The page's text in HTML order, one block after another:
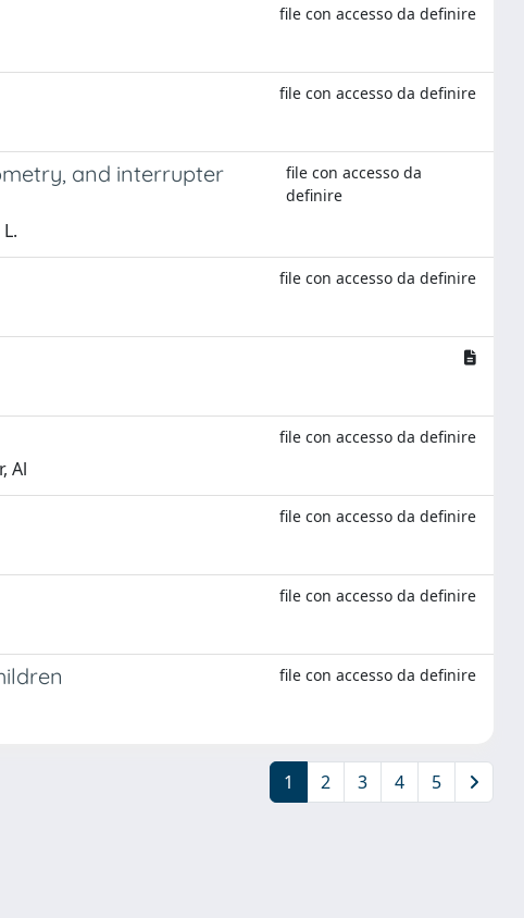
file con accesso da definire
file con accesso da definire
and interrupter
file con accesso da
definire
file con accesso da definire
file con accesso da definire
Al
file con accesso da definire
file con accesso da definire
file con accesso da definire
1 2 3 4 5